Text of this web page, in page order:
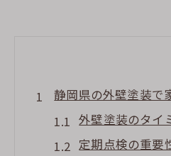
静岡県の外壁塗装で
外壁塗装のタイ
定期点検の重要